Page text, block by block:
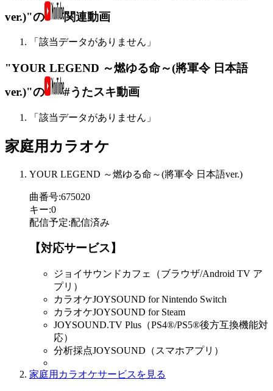
ver.)"の
関連動画
「該当データがありません」
"YOUR LEGEND ～燃ゆる命～(將軍令 日本語
ver.)"の
#うたスキ動画
「該当データがありません」
家庭用カラオケ
YOUR LEGEND ～燃ゆる命～(將軍令 日本語ver.)
曲番号:675020
キー:0
配信予定:配信済み
【対応サービス】
ジョイサウンドカフェ（ブラウザ/Android TV ア
プリ）
カラオケJOYSOUND for Nintendo Switch
カラオケJOYSOUND for Steam
JOYSOUND.TV Plus（PS4®/PS5®後方互換機能対
応）
分析採点JOYSOUND（スマホアプリ）
家庭用カラオケサービスを見る